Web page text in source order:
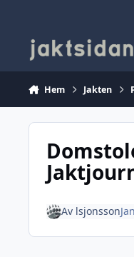
Hem Jakten
Av lsjonsson